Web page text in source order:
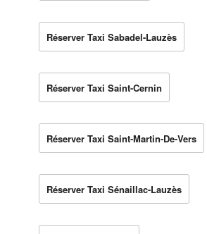
Réserver Taxi Sabadel-Lauzès
Réserver Taxi Saint-Cernin
Réserver Taxi Saint-Martin-De-Vers
Réserver Taxi Sénaillac-Lauzès